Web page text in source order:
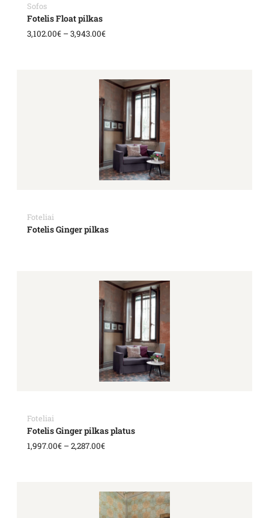
Sofos
Fotelis Float pilkas
3,102.00€ –3,943.00€
Foteliai
Fotelis Ginger pilkas
Foteliai
Fotelis Ginger pilkas platus
1,997.00€ –2,287.00€
range:
1,997.00€
through
2,287.00€
range:
1,404.00€
through